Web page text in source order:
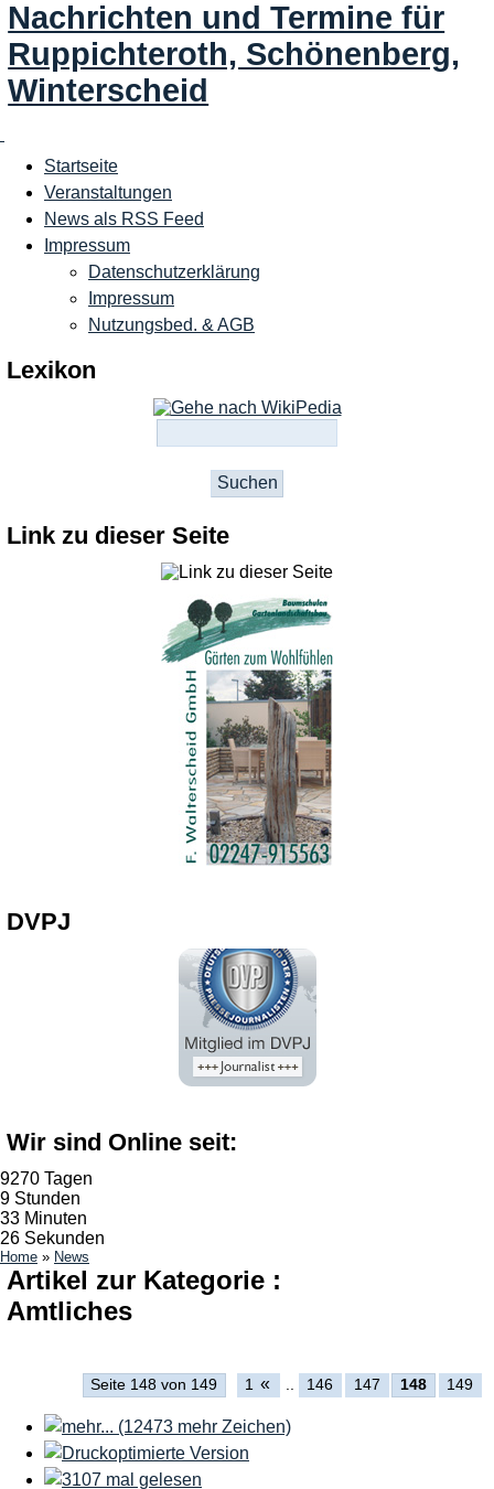
Nachrichten und Termine für
Ruppichteroth, Schönenberg,
Winterscheid
Startseite
Veranstaltungen
News als RSS Feed
Impressum
Datenschutzerklärung
Impressum
Nutzungsbed. & AGB
Lexikon
Link zu dieser Seite
DVPJ
Wir sind Online seit:
9270 Tagen
9 Stunden
33 Minuten
27 Sekunden
Home » News
Artikel zur Kategorie :
Amtliches
Seite 148 von 149 1 « .. 146 147 148 149